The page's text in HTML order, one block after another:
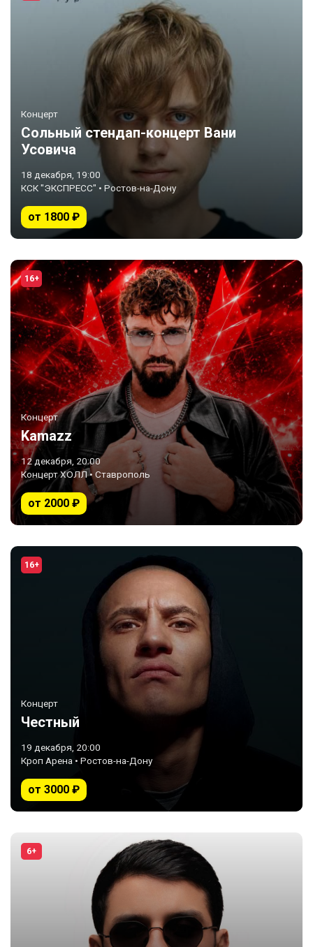
Концерт
Сольный стендап-концерт Вани
Усовича
18 декабря, 19:00
КСК "ЭКСПРЕСС" • Ростов-на-Дону
от 1800 ₽
16+
Концерт
Kamazz
12 декабря, 20:00
Концерт ХОЛЛ • Ставрополь
от 2000 ₽
16+
Концерт
Честный
19 декабря, 20:00
Кроп Арена • Ростов-на-Дону
от 3000 ₽
6+